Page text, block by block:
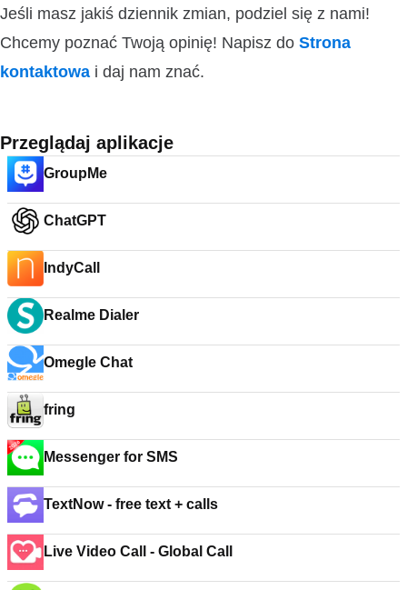
Jeśli masz jakiś dziennik zmian, podziel się z nami!
Chcemy poznać Twoją opinię! Napisz do Strona
kontaktowa i daj nam znać.
Przeglądaj aplikacje
GroupMe
ChatGPT
IndyCall
Realme Dialer
Omegle Chat
fring
Messenger for SMS
TextNow - free text + calls
Live Video Call - Global Call